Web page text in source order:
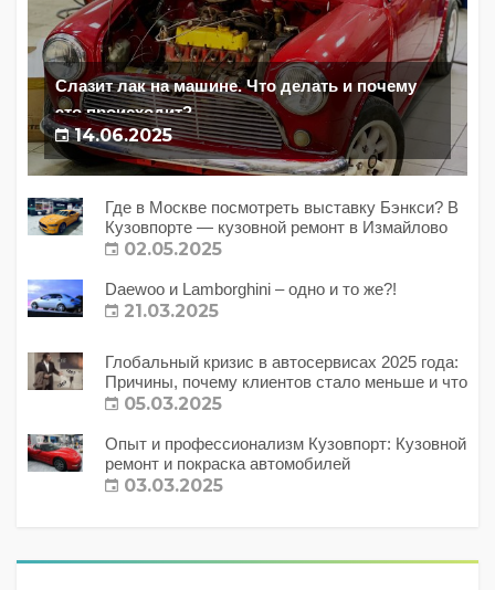
Слазит лак на машине. Что делать и почему
это происходит?
14.06.2025
Где в Москве посмотреть выставку Бэнкси? В
Кузовпорте — кузовной ремонт в Измайлово
02.05.2025
Daewoo и Lamborghini – одно и то же?!
21.03.2025
Глобальный кризис в автосервисах 2025 года:
Причины, почему клиентов стало меньше и что
с этим делать?
05.03.2025
Опыт и профессионализм Кузовпорт: Кузовной
ремонт и покраска автомобилей
03.03.2025